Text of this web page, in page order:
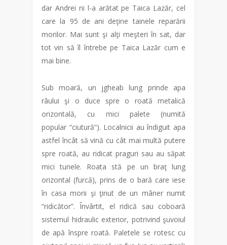
dar Andrei ni l-a arătat pe Taica Lazăr, cel
care la 95 de ani deţine tainele reparării
morilor. Mai sunt şi alţi meşteri în sat, dar
tot vin să îl întrebe pe Taica Lazăr cum e
mai bine.
Sub moară, un jgheab lung prinde apa
râului şi o duce spre o roată metalică
orizontală, cu mici palete (numită
popular “ciutură”). Localnicii au îndiguit apa
astfel încât să vină cu cât mai multă putere
spre roată, au ridicat praguri sau au săpat
mici tunele. Roata stă pe un braţ lung
orizontal (furcă), prins de o bară care iese
în casa morii şi ţinut de un mâner numit
“ridicător”. Învârtit, el ridică sau coboară
sistemul hidraulic exterior, potrivind şuvoiul
de apă înspre roată. Paletele se rotesc cu